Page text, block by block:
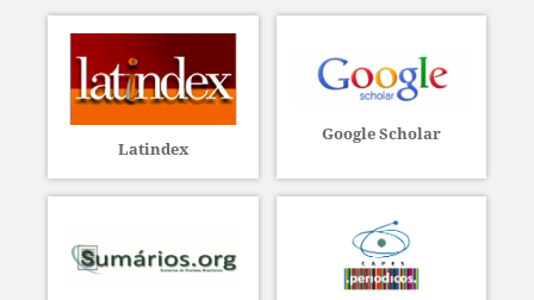
Latindex
Google Scholar